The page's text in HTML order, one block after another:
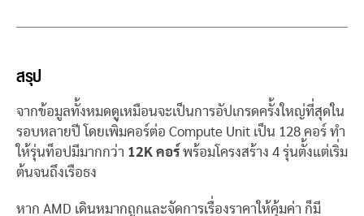
สรุป
จากข้อมูลทั้งหมดดูเหมือนจะเป็นการอัปเกรดครั้งใหญ่ที่สุดใน
รอบหลายปี โดยเพิ่มคอร์ต่อ Compute Unit เป็น 128 คอร์ ทำ
ให้รุ่นท็อปมีมากกว่า 12K คอร์ พร้อมโครงสร้าง 4 รุ่นตั้งแต่เริ่ม
ต้นจนถึงเรือธง
หาก AMD เดินหมากถูกและจัดการเรื่องราคาให้คุ้มค่า ก็มี